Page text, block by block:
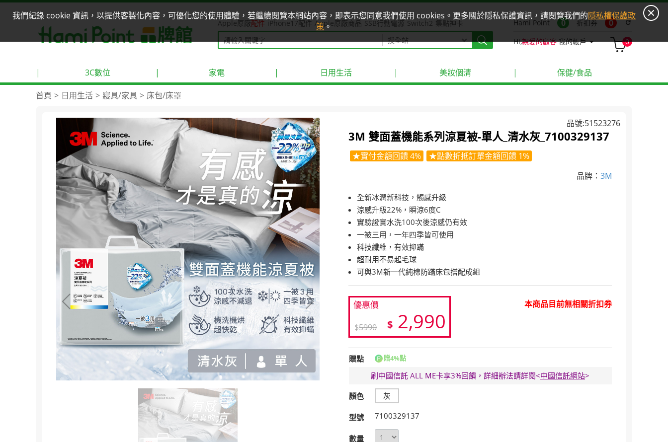
我們紀錄 cookie 資訊，以提供客製化內容，可優化您的使用體驗，若繼續閱覽本網站內容，即表示您同意我們使用 cookies。更多關於隱私保護資訊，請閱覽我們的隱私權保護政
策。
Apple原廠配件 iPhone17配件 Apple原廠商品 SSB行動電源 Switch2 集點神卡 Hami Point 0 折扣券 0 refresh
Hi,親愛的顧客 我的帳戶 0
| 3C數位 | 家電 | 日用生活 | 美妝個清 | 保健/食品
首頁 日用生活 寢具/家具 床包/床罩
品號:51523276
3M 雙面蓋機能系列涼夏被-單人_清水灰_7100329137
★實付金額回饋 4%
★點數折抵訂單金額回饋 1%
品牌： 3M
全新冰潤新科技，觸感升級
涼感升級22%，瞬涼6度C
實驗證實水洗100次後涼感仍有效
一被三用，一年四季皆可使用
科技纖維，有效抑蹣
超耐用不易起毛球
可與3M新一代純棉防蹣床包搭配成組
優惠價
$2,990
$5990
本商品目前無相關折扣券
贈點 贈4%點
刷中國信託 ALL ME卡享3%回饋，詳細辦法請詳閱<中國信託網站>
顏色 灰
型號 7100329137
數量